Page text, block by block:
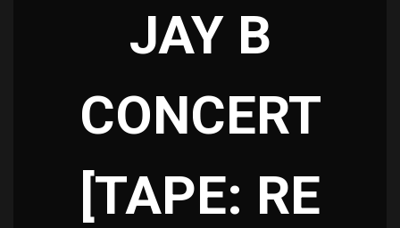
JAY B
CONCERT
[TAPE: RE